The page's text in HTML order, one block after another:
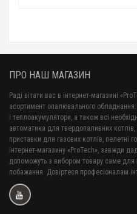
ПРО НАШ МАГАЗИН
Раді вітати вас в інтернет-магазині
асортимент опалювального обладнання:
і теплоакумулятори, а також всі
автоматика для твердопаливних
приставки для газових котлів, пелетні
інтернет-магазину «ProTech», завжди
допоможуть з вибором товару саме для
побажання. Довіртеся професіоналам